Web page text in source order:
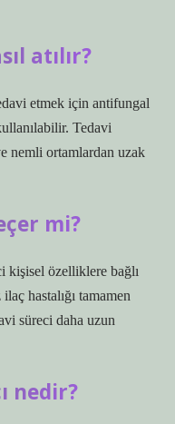
atılır?
etmek için antifungal
Tedavi
nemli ortamlardan uzak
mi?
kişisel özelliklere bağlı
hastalığı tamamen
süreci daha uzun
nedir?